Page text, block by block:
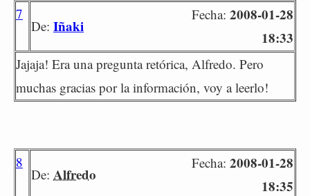
7
De: Iñaki
Fecha: 2008-01-28
18:33
Jajaja! Era una pregunta retórica, Alfredo. Pero
muchas gracias por la información, voy a leerlo!
8
De: Alfredo
Fecha: 2008-01-28
18:35